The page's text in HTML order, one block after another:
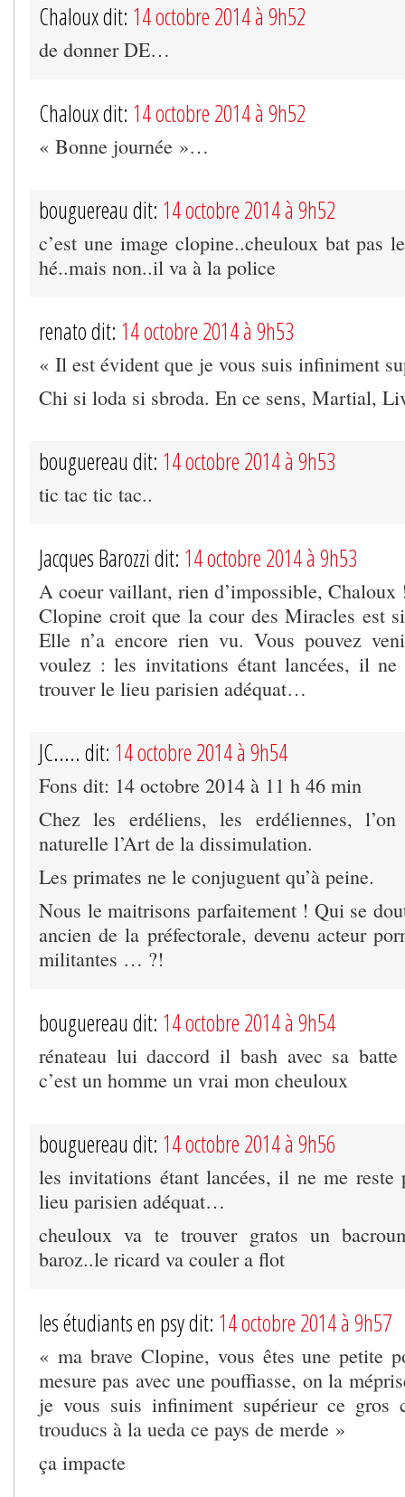
Chaloux dit: 14 octobre 2014 à 9h52
de donner DE…
Chaloux dit: 14 octobre 2014 à 9h52
« Bonne journée »…
bouguereau dit: 14 octobre 2014 à 9h52
c’est une image clopine..cheuloux bat pas
hé..mais non..il va à la police
renato dit: 14 octobre 2014 à 9h53
« Il est évident que je vous suis infiniment
Chi si loda si sbroda. En ce sens, Martial,
bouguereau dit: 14 octobre 2014 à 9h53
tic tac tic tac..
Jacques Barozzi dit: 14 octobre 2014 à 9h53
A coeur vaillant, rien d’impossible, Chaloux
Clopine croit que la cour des Miracles est
Elle n’a encore rien vu. Vous pouvez
voulez : les invitations étant lancées, il ne
trouver le lieu parisien adéquat…
JC..... dit: 14 octobre 2014 à 9h54
Fons dit: 14 octobre 2014 à 11 h 46 min
Chez les erdéliens, les erdéliennes,
naturelle l’Art de la dissimulation.
Les primates ne le conjuguent qu’à peine.
Nous le maitrisons parfaitement ! Qui se
ancien de la préfectorale, devenu acteur
militantes … ?!
bouguereau dit: 14 octobre 2014 à 9h54
rénateau lui daccord il bash avec sa batte
c’est un homme un vrai mon cheuloux
bouguereau dit: 14 octobre 2014 à 9h56
les invitations étant lancées, il ne me reste
lieu parisien adéquat…
cheuloux va te trouver gratos un
baroz..le ricard va couler a flot
les étudiants en psy dit: 14 octobre 2014 à 9h57
« ma brave Clopine, vous êtes une petite
mesure pas avec une pouffiasse, on la
je vous suis infiniment supérieur ce gros
trouducs à la ueda ce pays de merde »
ça impacte